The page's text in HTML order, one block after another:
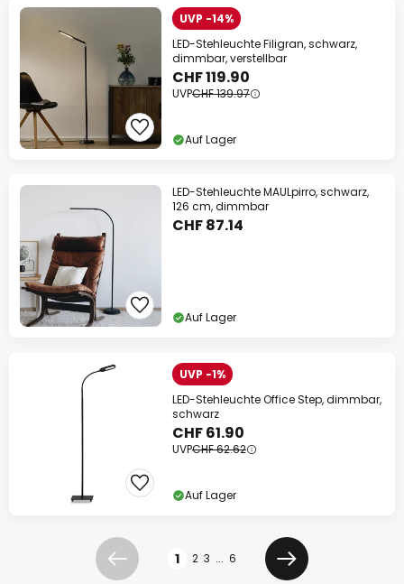
UVP -14%
LED-Stehleuchte Filigran, schwarz,
dimmbar, verstellbar
CHF 119.90
UVPCHF 139.97
Auf Lager
LED-Stehleuchte MAULpirro, schwarz,
126 cm, dimmbar
CHF 87.14
Auf Lager
UVP -1%
LED-Stehleuchte Office Step, dimmbar,
schwarz
CHF 61.90
UVPCHF 62.62
Auf Lager
Zurück 1 2 3 ... 6
Weiter